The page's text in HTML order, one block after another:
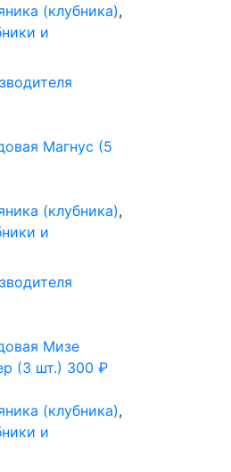
(клубника),
и
Магнус (5
(клубника),
и
Мизе
(3 шт.) 300₽
(клубника),
и